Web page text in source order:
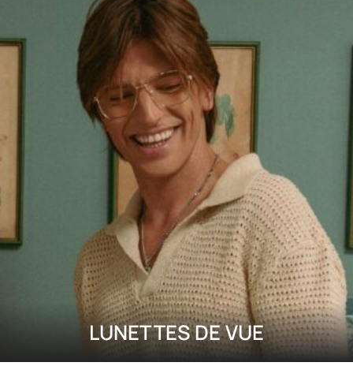
LUNETTES DE VUE